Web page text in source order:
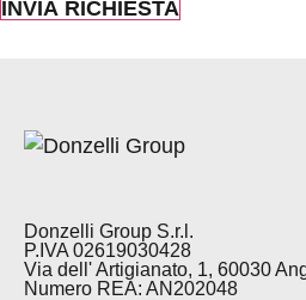
INVIA RICHIESTA
Donzelli Group S.r.l.
P.IVA 02619030428
Via dell' Artigianato, 1, 60030
Numero REA: AN202048